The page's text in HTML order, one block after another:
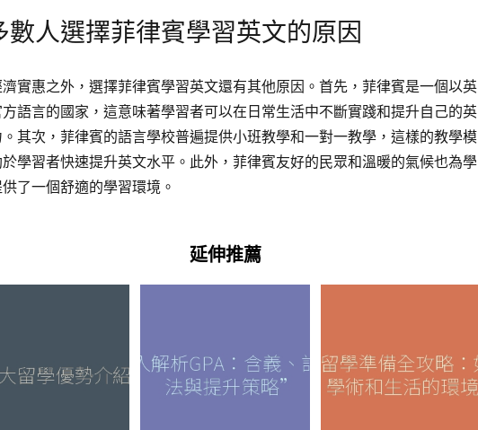
數人選擇菲律賓學習英文的原因
濟實惠之外，選擇菲律賓學習英文還有其他原因。首先，菲律賓是一個以英
語言的國家，這意味著學習者可以在日常生活中不斷實踐和提升自己的英
其次，菲律賓的語言學校普遍提供小班教學和一對一教學，這樣的教學模
學習者快速提升英文水平。此外，菲律賓友好的民眾和溫暖的氣候也為學
了一個舒適的學習環境​​​​。
延伸推薦